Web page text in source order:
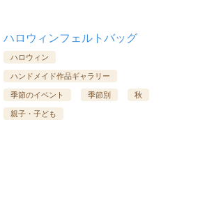
ハロウィンフェルトバッグ
ハロウィン
ハンドメイド作品ギャラリー
季節のイベント 季節別 秋
親子・子ども